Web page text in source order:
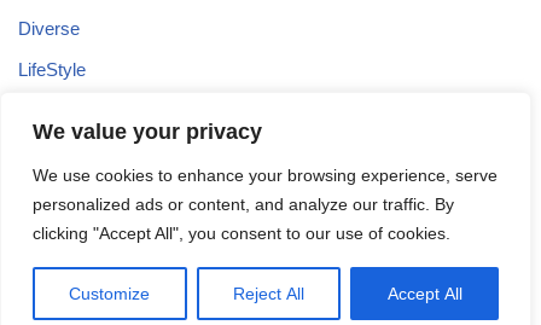
We value your privacy
We use cookies to enhance your browsing experience, serve
personalized ads or content, and analyze our traffic. By
clicking "Accept All", you consent to our use of cookies.
Customize Reject All Accept All
Diverse
LifeStyle
Uncategorized